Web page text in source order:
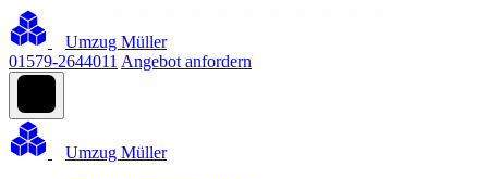
Umzug Müller
01579-2644011 Angebot anfordern
Umzug Müller